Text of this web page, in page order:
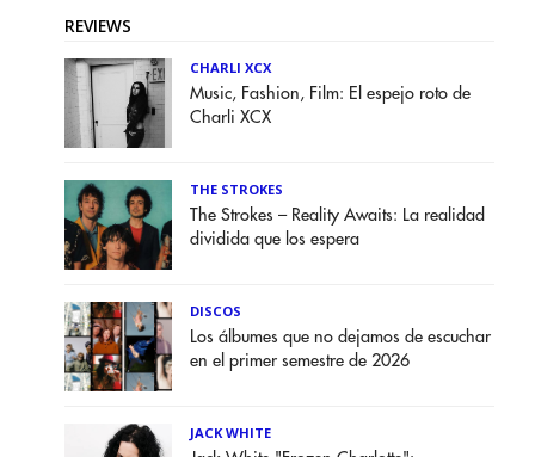
REVIEWS
CHARLI XCX
Music, Fashion, Film: El espejo roto de
Charli XCX
THE STROKES
The Strokes – Reality Awaits: La realidad
dividida que los espera
DISCOS
Los álbumes que no dejamos de escuchar
en el primer semestre de 2026
JACK WHITE